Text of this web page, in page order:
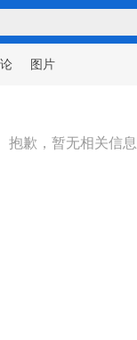
图片
抱歉，暂无相关信息